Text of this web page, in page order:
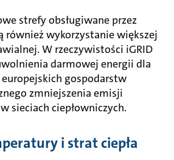
strefy obsługiwane przez
również wykorzystanie większej
W rzeczywistości iGRID
darmowej energii dla
gospodarstw
zmniejszenia emisji
sieciach ciepłowniczych.
i strat ciepła